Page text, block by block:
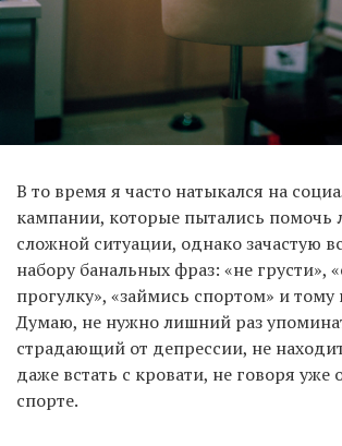
В то время я часто натыкался на
кампании, которые пытались помочь
сложной ситуации, однако зачастую
набору банальных фраз: «не грусти»,
прогулку», «займись спортом» и тому
Думаю, не нужно лишний раз
страдающий от депрессии, не
даже встать с кровати, не говоря уже
спорте.